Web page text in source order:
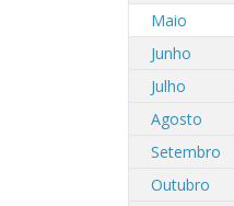
Maio
Junho
Julho
Agosto
Setembro
Outubro